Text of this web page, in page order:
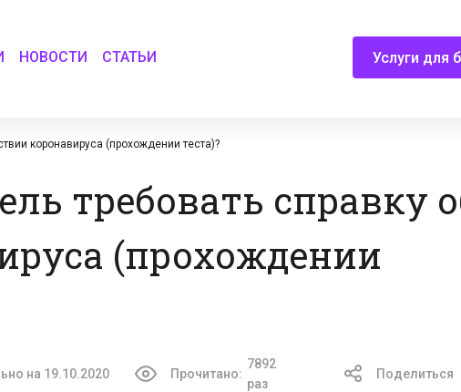
НОВОСТИ СТАТЬИ Услуги для
коронавируса (прохождении теста)?
требовать справку
(прохождении
на 19.10.2020 Прочитано:
7892
раз
Поделиться